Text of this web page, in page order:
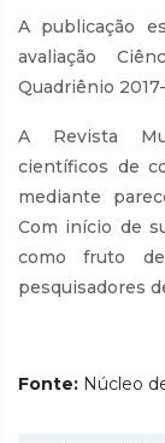
A publicação
avaliação
Quadriênio
A Revista
científicos de
mediante
Com início de
como fruto
pesquisadores
Fonte: Núcleo